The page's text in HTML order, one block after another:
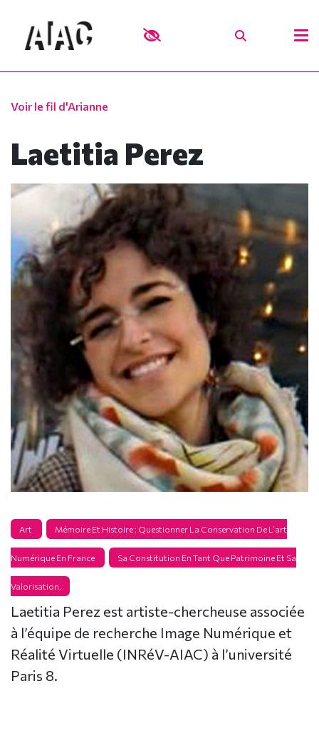
Voir le fil d'Arianne
Laetitia Perez
Art Mémoire Et Histoire : Questionner La Conservation De L’art
Numérique En France Sa Constitution En Tant Que Patrimoine Et Sa
Valorisation.
Laetitia Perez est artiste-chercheuse associée
à l’équipe de recherche Image Numérique et
Réalité Virtuelle (INRéV-AIAC) à l’université
Paris 8.